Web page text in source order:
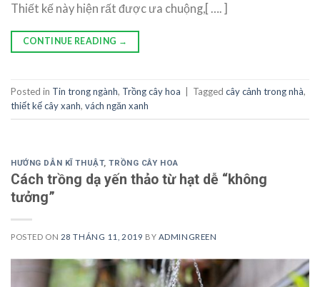
Thiết kế này hiện rất được ưa chuộng,[ …. ]
CONTINUE READING →
Posted in Tin trong ngành, Trồng cây hoa Tagged cây cảnh trong nhà,
thiết kế cây xanh, vách ngăn xanh
HƯỚNG DẪN KĨ THUẬT,TRỒNG CÂY HOA
Cách trồng dạ yến thảo từ hạt dễ “không
tưởng”
POSTED ON 28 THÁNG 11, 2019 BY ADMINGREEN